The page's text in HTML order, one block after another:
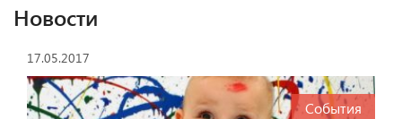
Новости
17.05.2017
События